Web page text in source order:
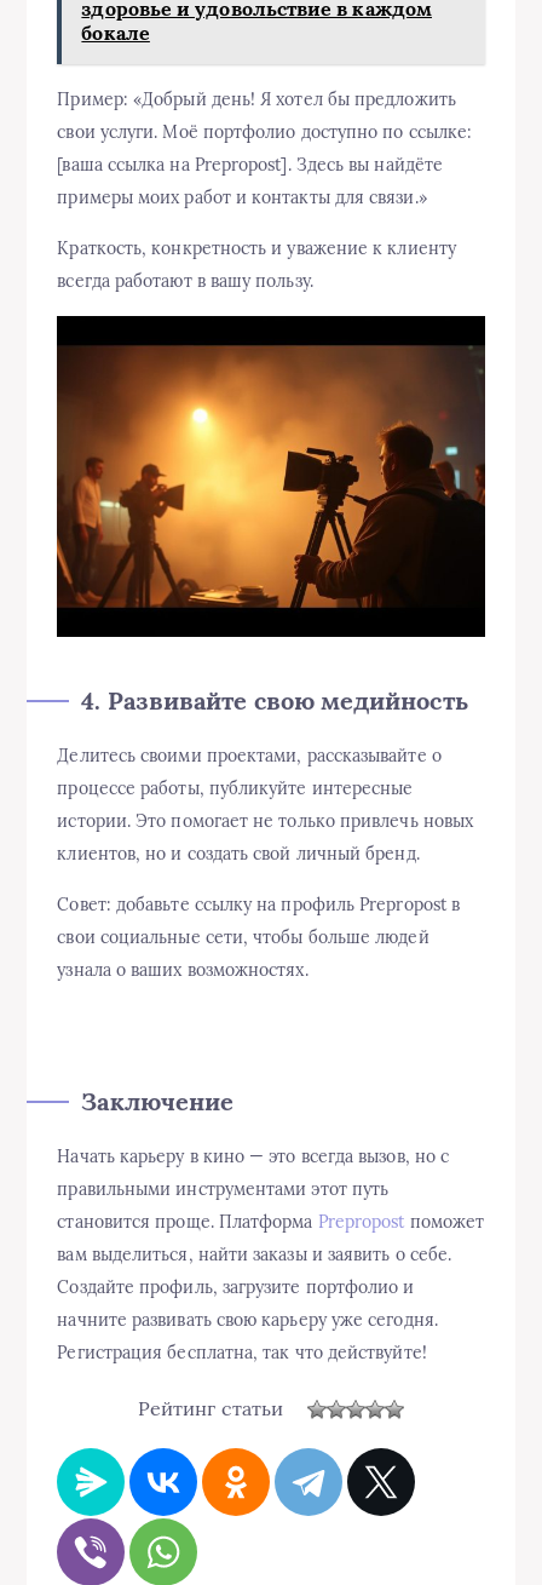
здоровье и удовольствие в каждом
бокале
Пример: «Добрый день! Я хотел бы предложить
свои услуги. Моё портфолио доступно по ссылке:
[ваша ссылка на Prepropost]. Здесь вы найдёте
примеры моих работ и контакты для связи.»
Краткость, конкретность и уважение к клиенту
всегда работают в вашу пользу.
4. Развивайте свою медийность
Делитесь своими проектами, рассказывайте о
процессе работы, публикуйте интересные
истории. Это помогает не только привлечь новых
клиентов, но и создать свой личный бренд.
Совет: добавьте ссылку на профиль Prepropost в
свои социальные сети, чтобы больше людей
узнала о ваших возможностях.
Заключение
Начать карьеру в кино — это всегда вызов, но с
правильными инструментами этот путь
становится проще. Платформа Prepropost поможет
вам выделиться, найти заказы и заявить о себе.
Создайте профиль, загрузите портфолио и
начните развивать свою карьеру уже сегодня.
Регистрация бесплатна, так что действуйте!
Рейтинг статьи